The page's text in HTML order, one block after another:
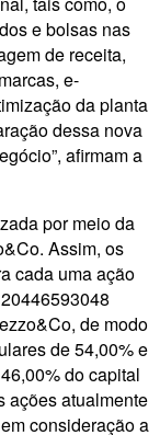
e bolsas nas
de receita,
e-
da planta
dessa nova
afirmam a
por meio da
Assim, os
cada uma ação
de modo
de 54,00% e
do capital
ações atualmente
consideração a